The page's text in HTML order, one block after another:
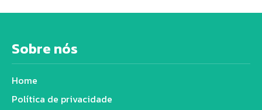
Sobre nós
Home
Política de privacidade